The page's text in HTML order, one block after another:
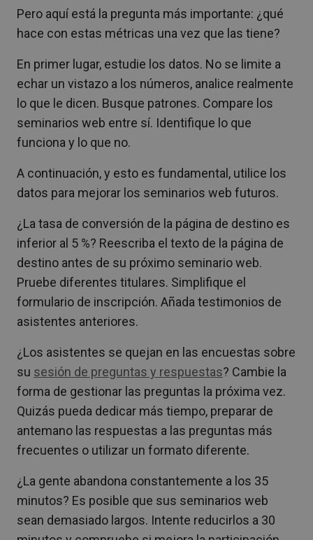
Pero aquí está la pregunta más importante: ¿qué
hace con estas métricas una vez que las tiene?
En primer lugar, estudie los datos. No se limite a
echar un vistazo a los números, analice realmente
lo que le dicen. Busque patrones. Compare los
seminarios web entre sí. Identifique lo que
funciona y lo que no.
A continuación, y esto es fundamental, utilice los
datos para mejorar los seminarios web futuros.
¿La tasa de conversión de la página de destino es
inferior al 5 %? Reescriba el texto de la página de
destino antes de su próximo seminario web.
Pruebe diferentes titulares. Simplifique el
formulario de inscripción. Añada testimonios de
asistentes anteriores.
¿Los asistentes se quejan en las encuestas sobre
su sesión de preguntas y respuestas? Cambie la
forma de gestionar las preguntas la próxima vez.
Quizás pueda dedicar más tiempo, preparar de
antemano las respuestas a las preguntas más
frecuentes o utilizar un formato diferente.
¿La gente abandona constantemente a los 35
minutos? Es posible que sus seminarios web
sean demasiado largos. Intente reducirlos a 30